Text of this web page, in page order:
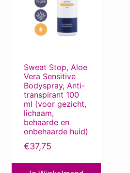
Filter
Sweat Stop, Aloe
Vera Sensitive
Bodyspray, Anti-
transpirant 100
ml (voor gezicht,
lichaam,
behaarde en
onbehaarde huid)
€37,75